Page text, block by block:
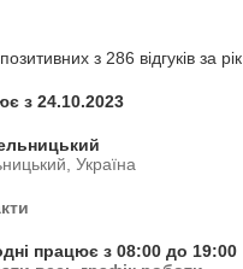
з 286 відгуків за рік
з 24.10.2023
Україна
працює з 08:00 до 19:00